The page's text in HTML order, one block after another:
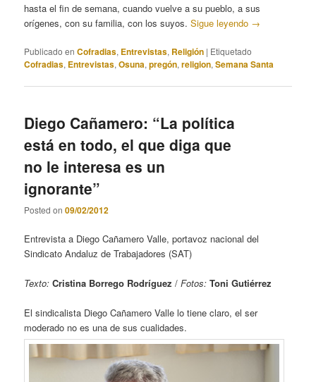
hasta el fin de semana, cuando vuelve a su pueblo, a sus
orígenes, con su familia, con los suyos.Sigue leyendo →
Publicado en Cofradias, Entrevistas, Religión | Etiquetado
Cofradias, Entrevistas,Osuna,pregón,religion,Semana Santa
Diego Cañamero: “La política
está en todo, el que diga que
no le interesa es un
ignorante”
Posted on09/02/2012
Entrevista a Diego Cañamero Valle, portavoz nacional del
Sindicato Andaluz de Trabajadores (SAT)
Texto: Cristina Borrego Rodríguez /Fotos:Toni Gutiérrez
El sindicalista Diego Cañamero Valle lo tiene claro, el ser
moderado no es una de sus cualidades.